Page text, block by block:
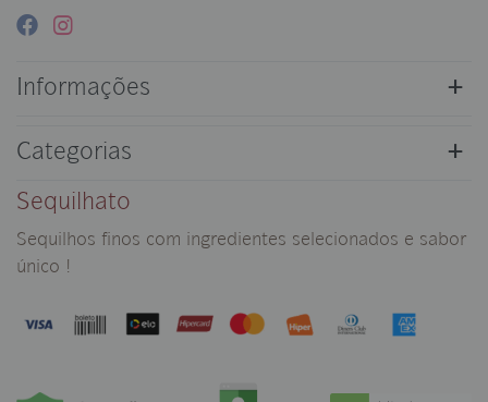
Informações
Categorias
Sequilhato
Sequilhos finos com ingredientes selecionados e sabor
único !